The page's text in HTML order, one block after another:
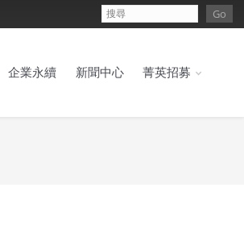
企業永續 新聞中心 菁英招募